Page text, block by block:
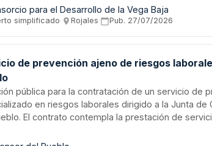
cobrirá la totalidad de la plantilla en la provincia
inicial de dos años, prorrogables hasta cuatro
para el Desarrollo de la Vega Baja
simplificado· Rojales· Pub. 27/07/2026
de prevención ajeno de riesgos
pública para la contratación de un servicio de
en riesgos laborales dirigido a la Junta de
El contrato contempla la prestación de
vigilancia de la salud y formación en materia